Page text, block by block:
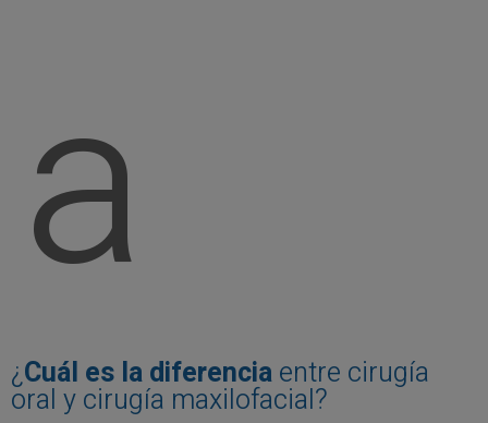
a
¿Cuál es la diferenciaentre cirugía
oral y cirugía maxilofacial?